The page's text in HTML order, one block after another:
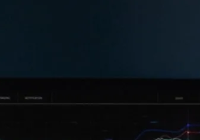
криптоактивах
Запуск приложения для iOS, появление
безрисковых сделок